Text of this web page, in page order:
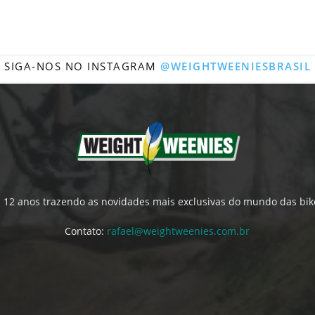
SIGA-NOS NO INSTAGRAM @WEIGHTWEENIESBRASIL
12 anos trazendo as novidades mais exclusivas do mundo das
Contato: rafael@weightweenies.com.br